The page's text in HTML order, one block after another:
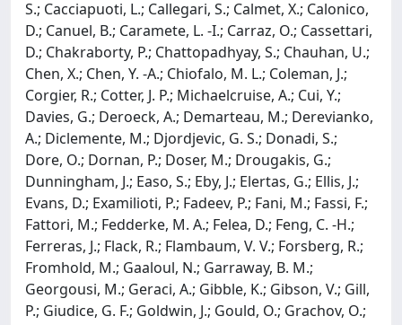
S.; Cacciapuoti, L.; Callegari, S.; Calmet, X.; Calonico,
D.; Canuel, B.; Caramete, L. -I.; Carraz, O.; Cassettari,
D.; Chakraborty, P.; Chattopadhyay, S.; Chauhan, U.;
Chen, X.; Chen, Y. -A.; Chiofalo, M. L.; Coleman, J.;
Corgier, R.; Cotter, J. P.; Michaelcruise, A.; Cui, Y.;
Davies, G.; Deroeck, A.; Demarteau, M.; Derevianko,
A.; Diclemente, M.; Djordjevic, G. S.; Donadi, S.;
Dore, O.; Dornan, P.; Doser, M.; Drougakis, G.;
Dunningham, J.; Easo, S.; Eby, J.; Elertas, G.; Ellis, J.;
Evans, D.; Examilioti, P.; Fadeev, P.; Fani, M.; Fassi, F.;
Fattori, M.; Fedderke, M. A.; Felea, D.; Feng, C. -H.;
Ferreras, J.; Flack, R.; Flambaum, V. V.; Forsberg, R.;
Fromhold, M.; Gaaloul, N.; Garraway, B. M.;
Georgousi, M.; Geraci, A.; Gibble, K.; Gibson, V.; Gill,
P.; Giudice, G. F.; Goldwin, J.; Gould, O.; Grachov, O.;